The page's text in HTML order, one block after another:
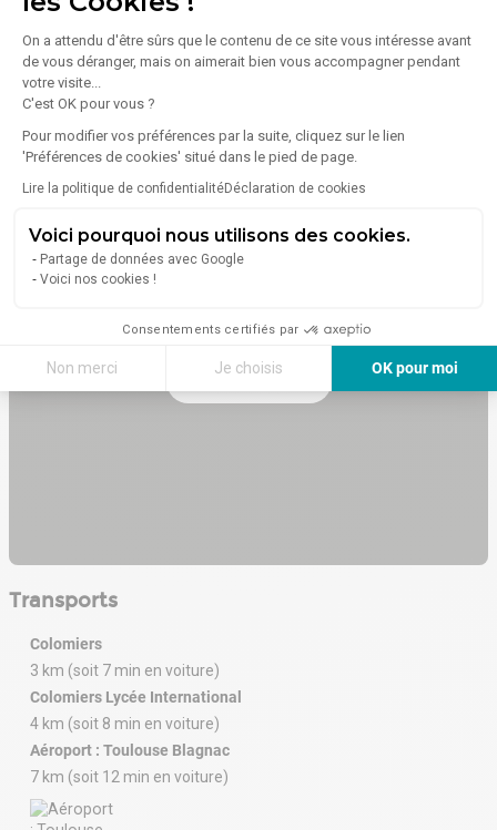
On a attendu d'être sûrs que le contenu de ce site vous intéresse avant
de vous déranger, mais on aimerait bien vous accompagner pendant
votre visite...
C'est OK pour vous ?
Pour modifier vos préférences par la suite, cliquez sur le lien
'Préférences de cookies' situé dans le pied de page.
Lire la politique de confidentialitéDéclaration de cookies
Voici pourquoi nous utilisons des cookies.
Partage de données avec Google
Voici nos cookies !
Consentements certifiés par
Non merci Je choisis
OK pour moi
Plateforme de Gestion du Consentement : Personnalisez vos Options
- Kitchenette
- Accès livraison
- Baie de brassage et câblage informatique
- HSP: 2,70 m
- -Lots en étage:
- Espace ouvert
Afficher plus d'informations
Emplacement
57 Avenue Jean Monnet
Colomiers 31770
Voir sur la carte
Transports
Colomiers
3 km (soit 7 min en voiture)
Colomiers Lycée International
4 km (soit 8 min en voiture)
Aéroport : Toulouse Blagnac
7 km (soit 12 min en voiture)